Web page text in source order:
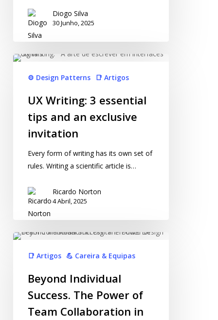
Diogo Silva
30 Junho, 2025
⚙️ Design Patterns 📑 Artigos
UX Writing: 3 essential
tips and an exclusive
invitation
Every form of writing has its own set of
rules. Writing a scientific article is…
Ricardo Norton
4 Abril, 2025
📑 Artigos 💪 Careira & Equipas
Beyond Individual
Success. The Power of
Team Collaboration in